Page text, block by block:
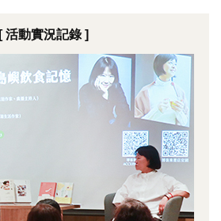
[ 活動實況記錄 ]